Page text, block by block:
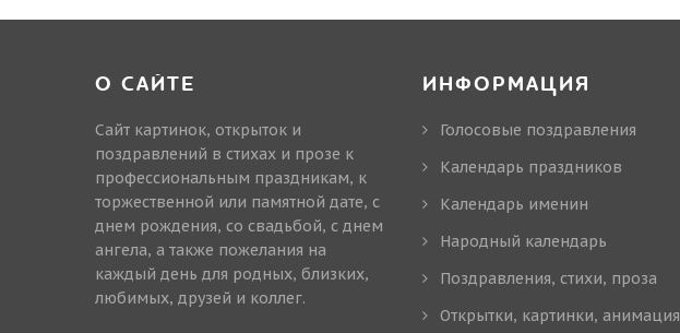
О САЙТЕ
Сайт картинок, открыток и
поздравлений в стихах и прозе к
профессиональным праздникам, к
торжественной или памятной дате, с
днем рождения, со свадьбой, с днем
ангела, а также пожелания на
каждый день для родных, близких,
любимых, друзей и коллег.
ИНФОРМАЦИЯ
Голосовые поздравления
Календарь праздников
Календарь именин
Народный календарь
Поздравления, стихи, проза
Открытки, картинки, анимация